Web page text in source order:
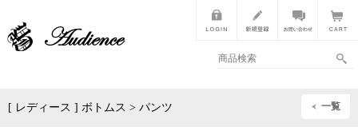
[ レディース ] ボトムス > パンツ 一覧